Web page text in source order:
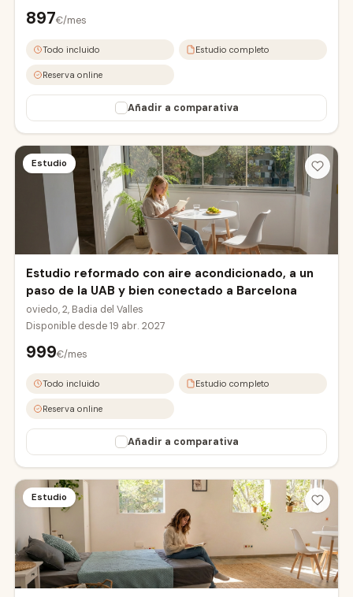
897€/mes
Todo incluido Estudio completo
Reserva online
Añadir a comparativa
Estudio
Estudio reformado con aire acondicionado, a un
paso de la UAB y bien conectado a Barcelona
oviedo, 2, Badia del Valles
Disponible desde19 abr. 2027
999€/mes
Todo incluido Estudio completo
Reserva online
Añadir a comparativa
Estudio
UAB Campus